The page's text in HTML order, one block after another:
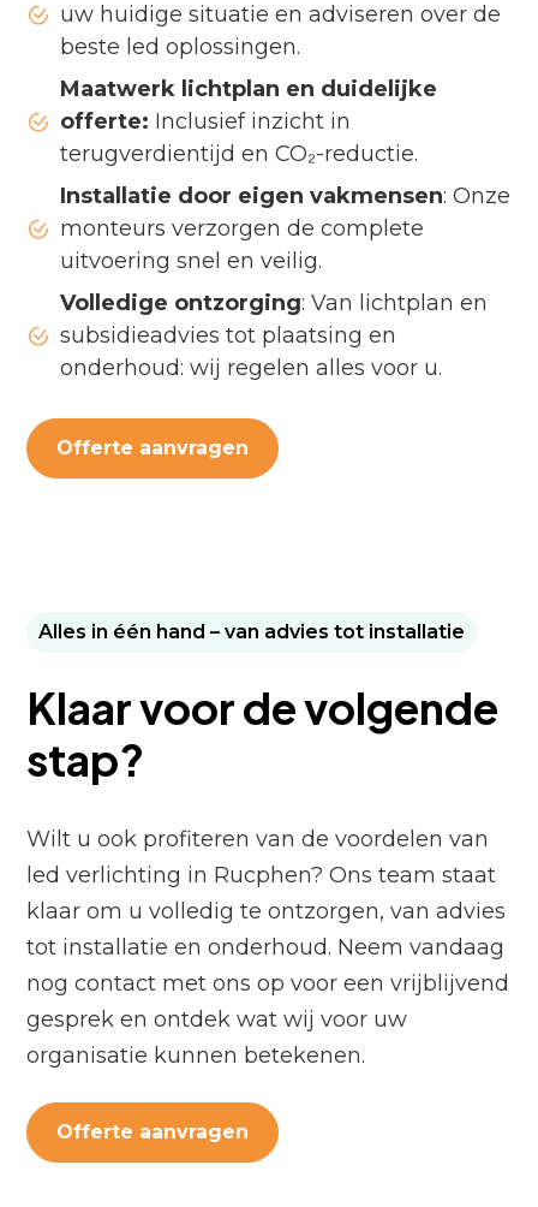
uw huidige situatie en adviseren over de
beste led oplossingen.
Maatwerk lichtplan en duidelijke
offerte: Inclusief inzicht in
terugverdientijd en CO₂-reductie.
Installatie door eigen vakmensen: Onze
monteurs verzorgen de complete
uitvoering snel en veilig.
Volledige ontzorging: Van lichtplan en
subsidieadvies tot plaatsing en
onderhoud: wij regelen alles voor u.
Offerte aanvragen
Alles in één hand – van advies tot installatie
Klaar voor de volgende
stap?
Wilt u ook profiteren van de voordelen van
led verlichting in Rucphen? Ons team staat
klaar om u volledig te ontzorgen, van advies
tot installatie en onderhoud. Neem vandaag
nog contact met ons op voor een vrijblijvend
gesprek en ontdek wat wij voor uw
organisatie kunnen betekenen.
Offerte aanvragen